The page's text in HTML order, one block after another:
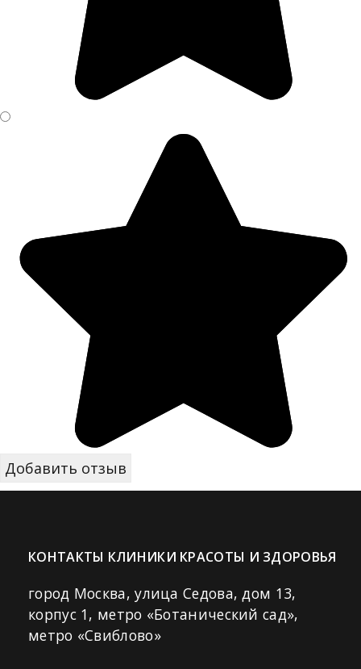
КОНТАКТЫ КЛИНИКИ КРАСОТЫ И ЗДОРОВЬЯ
город Москва, улица Седова, дом 13,
корпус 1, метро «Ботанический сад»,
метро «Свиблово»